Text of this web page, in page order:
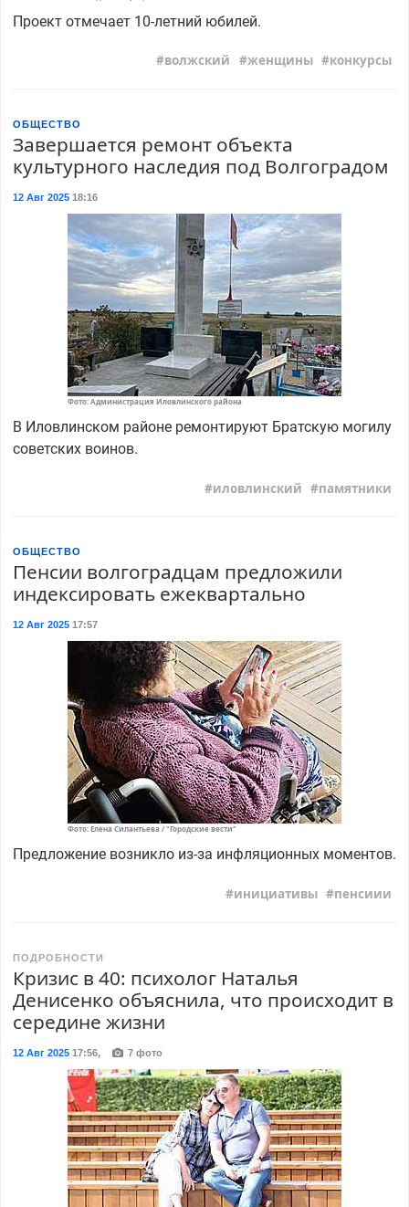
Проект отмечает 10-летний юбилей.
волжский женщины конкурсы
ОБЩЕСТВО
Завершается ремонт объекта
культурного наследия под Волгоградом
12 Авг 202518:16
Фото: Администрация Иловлинского района
В Иловлинском районе ремонтируют Братскую могилу
советских воинов.
иловлинский памятники
ОБЩЕСТВО
Пенсии волгоградцам предложили
индексировать ежеквартально
12 Авг 202517:57
Фото: Елена Силантьева / "Городские вести"
Предложение возникло из-за инфляционных моментов.
инициативы пенсиии
ПОДРОБНОСТИ
Кризис в 40: психолог Наталья
Денисенко объяснила, что происходит в
середине жизни
12 Авг 202517:56, 7 фото